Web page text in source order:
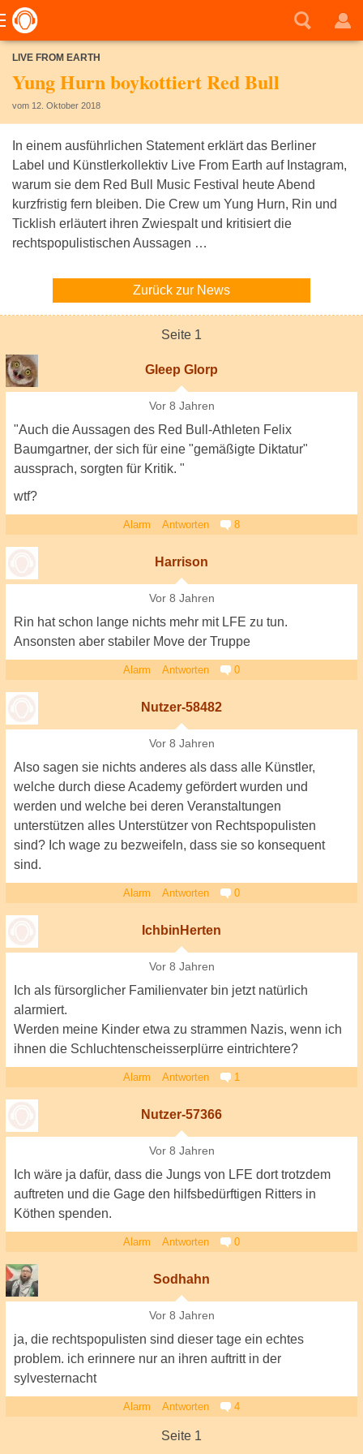
LIVE FROM EARTH
Yung Hurn boykottiert Red Bull
vom 12. Oktober 2018
In einem ausführlichen Statement erklärt das Berliner
Label und Künstlerkollektiv Live From Earth auf Instagram,
warum sie dem Red Bull Music Festival heute Abend
kurzfristig fern bleiben. Die Crew um Yung Hurn, Rin und
Ticklish erläutert ihren Zwiespalt und kritisiert die
rechtspopulistischen Aussagen …
Zurück zur News
Seite 1
Gleep Glorp
Vor 8 Jahren
"Auch die Aussagen des Red Bull-Athleten Felix
Baumgartner, der sich für eine "gemäßigte Diktatur"
aussprach, sorgten für Kritik. "
wtf?
Alarm Antworten 8
Harrison
Vor 8 Jahren
Rin hat schon lange nichts mehr mit LFE zu tun.
Ansonsten aber stabiler Move der Truppe
Alarm Antworten 0
Nutzer-58482
Vor 8 Jahren
Also sagen sie nichts anderes als dass alle Künstler,
welche durch diese Academy gefördert wurden und
werden und welche bei deren Veranstaltungen
unterstützen alles Unterstützer von Rechtspopulisten
sind? Ich wage zu bezweifeln, dass sie so konsequent
sind.
Alarm Antworten 0
IchbinHerten
Vor 8 Jahren
Ich als fürsorglicher Familienvater bin jetzt natürlich
alarmiert.
Werden meine Kinder etwa zu strammen Nazis, wenn ich
ihnen die Schluchtenscheisserplürre eintrichtere?
Alarm Antworten 1
Nutzer-57366
Vor 8 Jahren
Ich wäre ja dafür, dass die Jungs von LFE dort trotzdem
auftreten und die Gage den hilfsbedürftigen Ritters in
Köthen spenden.
Alarm Antworten 0
Sodhahn
Vor 8 Jahren
ja, die rechtspopulisten sind dieser tage ein echtes
problem. ich erinnere nur an ihren auftritt in der
sylvesternacht
Alarm Antworten 4
Seite 1